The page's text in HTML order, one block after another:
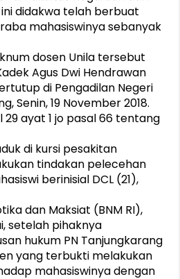
didakwa telah berbuat
mahasiswinya sebanyak
dosen Unila tersebut
Agus Dwi Hendrawan
di Pengadilan Negeri
Senin, 19 November 2018.
ayat 1 jo pasal 66 tentang
di kursi pesakitan
tindakan pelecehan
berinisial DCL (21),
dan Maksiat (BNM RI),
setelah pihaknya
hukum PN Tanjungkarang
yang terbukti melakukan
mahasiswinya dengan